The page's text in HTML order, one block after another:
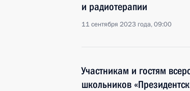
и радиотерапии
11 сентября 2023 года, 09:00
Участникам и гостям
школьников